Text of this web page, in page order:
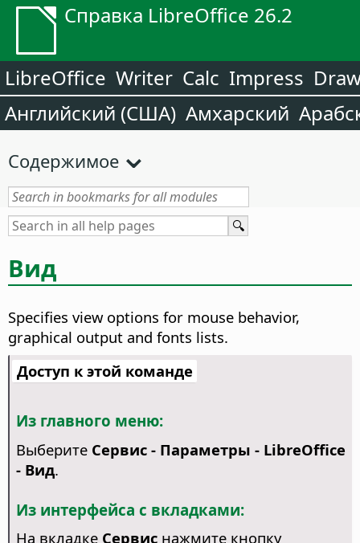
Справка LibreOffice 26.2
LibreOffice Writer Calc Impress
Английский (США) Амхарский
Содержимое
Вид
Specifies view options for mouse behavior,
graphical output and fonts lists.
Доступ к этой команде
Из главного меню:
Выберите Сервис - Параметры - LibreOffice
- Вид.
Из интерфейса с вкладками:
На вкладке Сервиснажмите кнопку